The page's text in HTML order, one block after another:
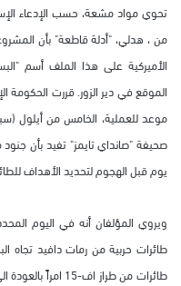
تحوي مواد مشعة، حسب الإدعاء
من ، هدلي، "أدلة قاطعة" بأن
الأميركية على هذا الملف أسم
الموقع في دير الزور. قررت
صحيفة "صانداي تايمز" تفيد بأن
يوم قبل الهجوم لتحديد الأهداف
طائرات من طراز